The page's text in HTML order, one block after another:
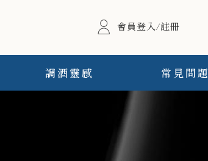
會員登入/註冊
調酒靈感 常見問題